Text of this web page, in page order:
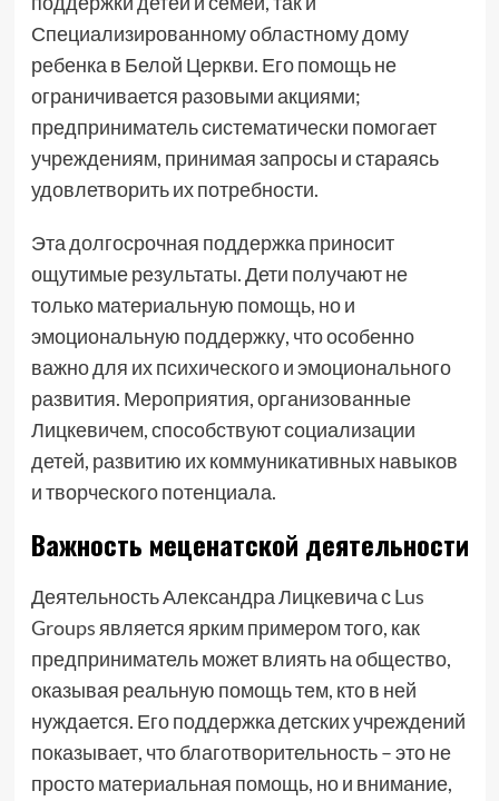
Специализированному областному дому
ребенка в Белой Церкви. Его помощь не
ограничивается разовыми акциями;
предприниматель систематически помогает
учреждениям, принимая запросы и стараясь
удовлетворить их потребности.
Эта долгосрочная поддержка приносит
ощутимые результаты. Дети получают не
только материальную помощь, но и
эмоциональную поддержку, что особенно
важно для их психического и эмоционального
развития. Мероприятия, организованные
Лицкевичем, способствуют социализации
детей, развитию их коммуникативных навыков
и творческого потенциала.
Важность меценатской деятельности
Деятельность Александра Лицкевича сLus
Groups является ярким примером того, как
предприниматель может влиять на общество,
оказывая реальную помощь тем, кто в ней
нуждается. Его поддержка детских учреждений
показывает, что благотворительность – это не
просто материальная помощь, но и внимание,